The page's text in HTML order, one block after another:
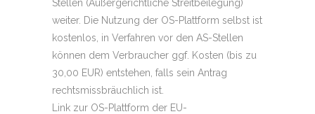
Stellen (Außergerichtliche Streitbeilegung)
weiter. Die Nutzung der OS-Plattform selbst ist
kostenlos, in Verfahren vor den AS-Stellen
können dem Verbraucher ggf. Kosten (bis zu
30,00 EUR) entstehen, falls sein Antrag
rechtsmissbräuchlich ist.
Link zur OS-Plattform der EU-